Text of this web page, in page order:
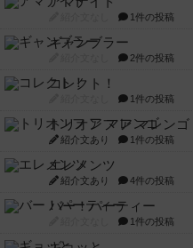
1件の投稿
ギャンブラー
2件の投稿
コレクト！
1件の投稿
トリオンフ ア マレンゴ
紹介文あり 1件の投稿
エレメンツ
紹介文あり 4件の投稿
バー！パーティー
1件の投稿